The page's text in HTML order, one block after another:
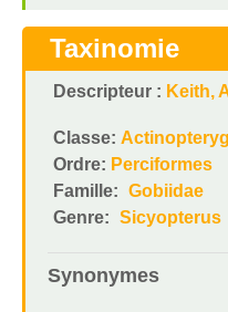
Taxinomie
Descripteur : Keith,
Classe:
Ordre: Perciformes
Famille: Gobiidae
Genre: Sicyopterus
Synonymes